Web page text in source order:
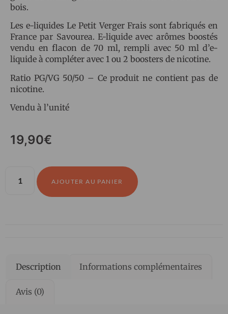
bois.
Les e-liquides Le Petit Verger Frais sont fabriqués en
France par Savourea. E-liquide avec arômes boostés
vendu en flacon de 70 ml, rempli avec 50 ml d’e-
liquide à compléter avec 1 ou 2 boosters de nicotine.
Ratio PG/VG 50/50 – Ce produit ne contient pas de
nicotine.
Vendu à l’unité
19,90€
AJOUTER AU PANIER
Description Informations complémentaires
Avis (0)